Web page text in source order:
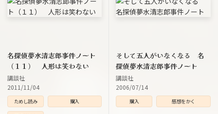
名探偵夢水清志郎事件ノート
（１１） 人形は笑わない
講談社
2011/11/04
ためし読み 購入
そして五人がいなくなる 名
探偵夢水清志郎事件ノート
講談社
2006/07/14
購入 感想をかく